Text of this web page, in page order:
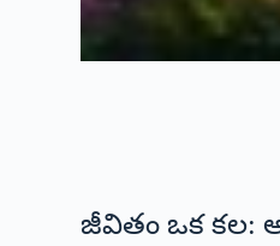
జీవితం ఒక కల: